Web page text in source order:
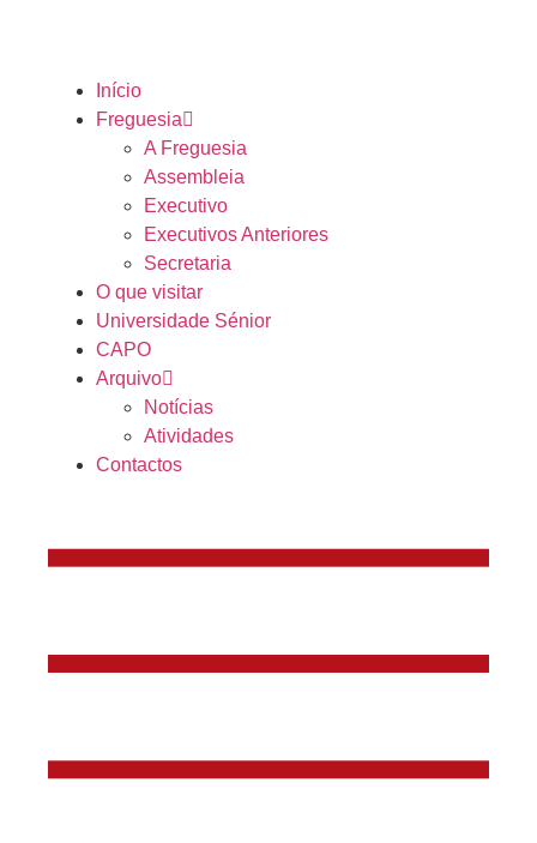
Início
Freguesia
A Freguesia
Assembleia
Executivo
Executivos Anteriores
Secretaria
O que visitar
Universidade Sénior
CAPO
Arquivo
Notícias
Atividades
Contactos